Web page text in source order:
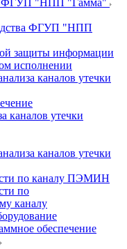
ФГУП "НПП "Гамма"
ФГУП "НПП
защиты информации
исполнении
каналов утечки
каналов утечки
каналов утечки
по каналу ПЭМИН
по
каналу
обеспечение